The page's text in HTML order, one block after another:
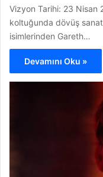
Vizyon Tarihi: 23 Nisan
koltuğunda dövüş
isimlerinden Gareth…
Devamını Oku »